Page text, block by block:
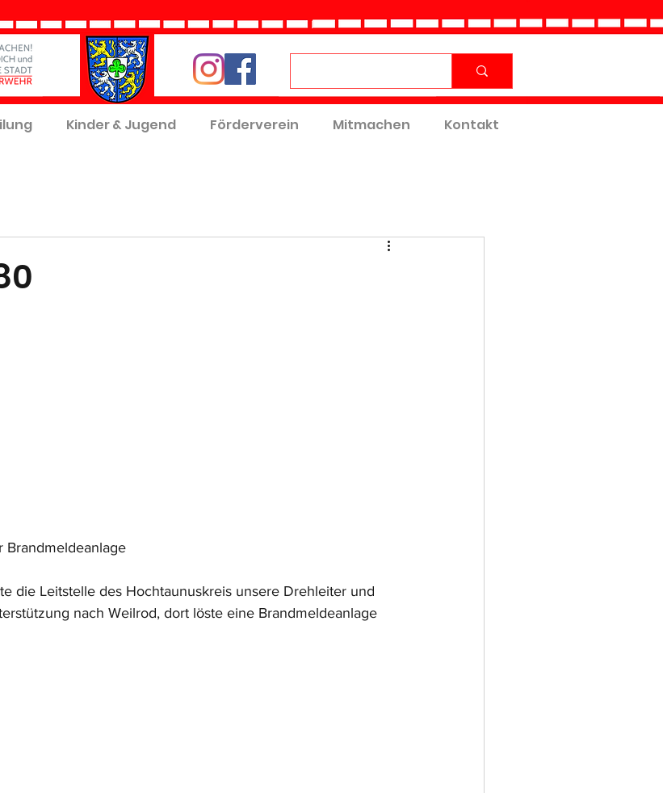
Kinder & Jugend Förderverein Mitmachen Kontakt
Brandmeldeanlage
die Leitstelle des Hochtaunuskreis unsere Drehleiter und
nach Weilrod, dort löste eine Brandmeldeanlage